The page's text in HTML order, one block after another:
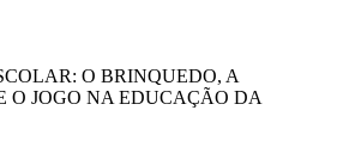
O BRINQUEDO, A
O JOGO NA EDUCAÇÃO DA